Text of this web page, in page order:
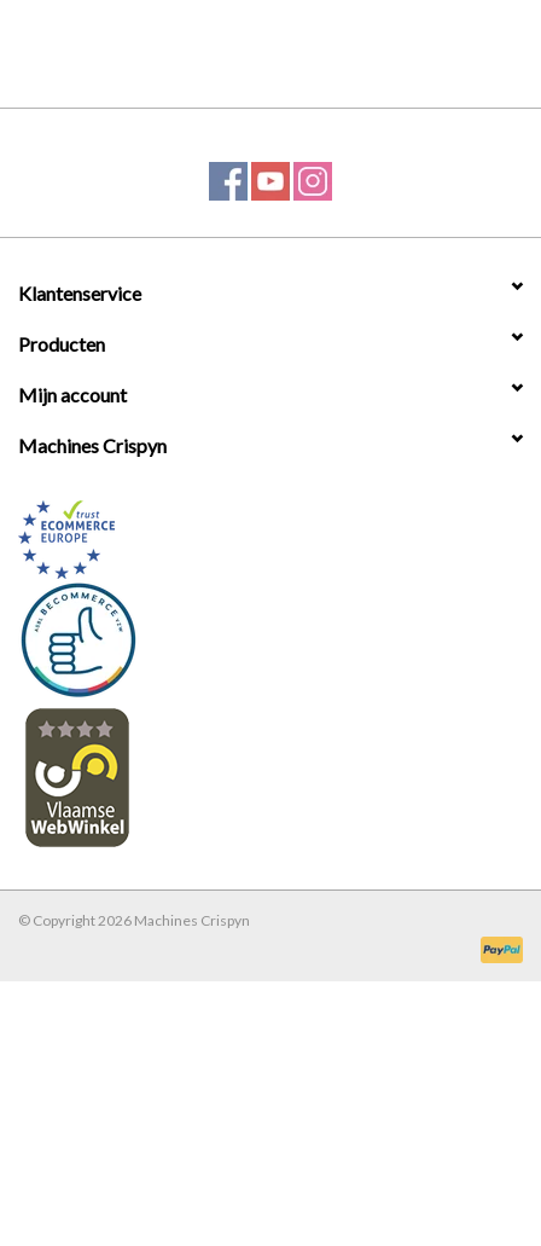
Machines |
Cadeaubonnen &
Relatiegeschenken |
Onderdelen |
Oliën & Smeermiddelen |
TIPS & KENNIS
Klantenservice
Producten
Mijn account
Machines Crispyn
© Copyright 2026 Machines Crispyn